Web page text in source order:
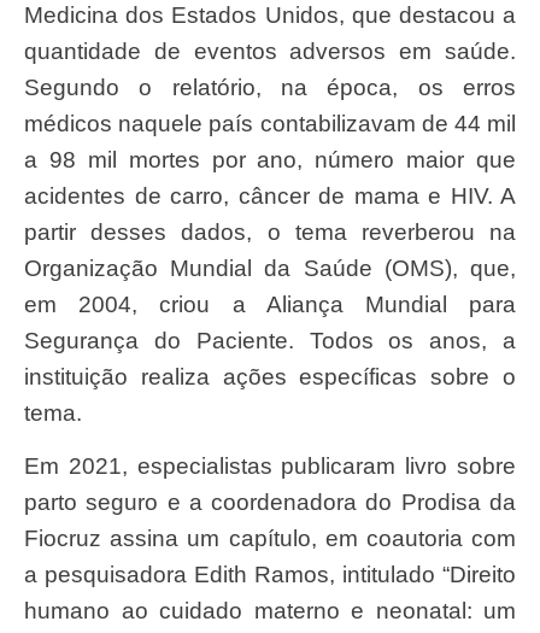
Medicina dos Estados Unidos, que destacou a
quantidade de eventos adversos em saúde.
Segundo o relatório, na época, os erros
médicos naquele país contabilizavam de 44 mil
a 98 mil mortes por ano, número maior que
acidentes de carro, câncer de mama e HIV. A
partir desses dados, o tema reverberou na
Organização Mundial da Saúde (OMS), que,
em 2004, criou a Aliança Mundial para
Segurança do Paciente. Todos os anos, a
instituição realiza ações específicas sobre o
tema.
Em 2021, especialistas publicaram livro sobre
parto seguro e a coordenadora do Prodisa da
Fiocruz assina um capítulo, em coautoria com
a pesquisadora Edith Ramos, intitulado “Direito
humano ao cuidado materno e neonatal: um